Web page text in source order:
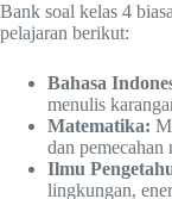
Bank soal kelas 4
pelajaran berikut:
Bahasa
menulis
Matematika:
dan pemecahan
Ilmu
lingkungan,